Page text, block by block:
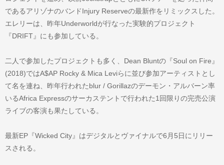
であるアリゾナのバンドInjury Reserveの最新作をリミックスした。
エレリーは、昨年Underworldが行なった実験的プロジェクト
『DRIFT』にも参加している。
二人で参加したプロジェクトも多く、Dean Bluntの『Soul on Fire』
(2018)ではA$AP Rocky & Mica Leviらに並び参加アーティストとし
て名を連ね、昨年行われたblur / Gorillazのデーモン・アルバーン率
いるAfrica Expressのサーカステントで行われた1回限りの完売公演
ライブの客演も果たしている。
最新EP『Wicked City』はデジタルとヴァイナルで6月5日にリリー
スされる。